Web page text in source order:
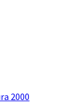
2000